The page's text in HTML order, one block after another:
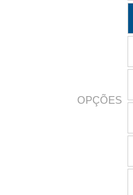
OPÇÕES